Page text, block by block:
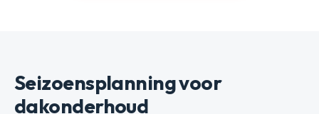
Seizoensplanning voor
dakonderhoud